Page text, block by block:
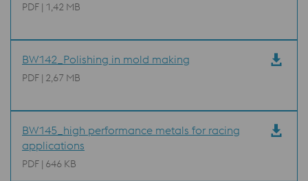
PDF | 1,42 MB
BW142_Polishing in mold making
PDF | 2,67 MB
BW145_high performance metals for racing
applications
PDF | 646 KB